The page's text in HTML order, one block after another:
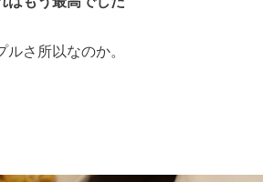
さ所以なのか。